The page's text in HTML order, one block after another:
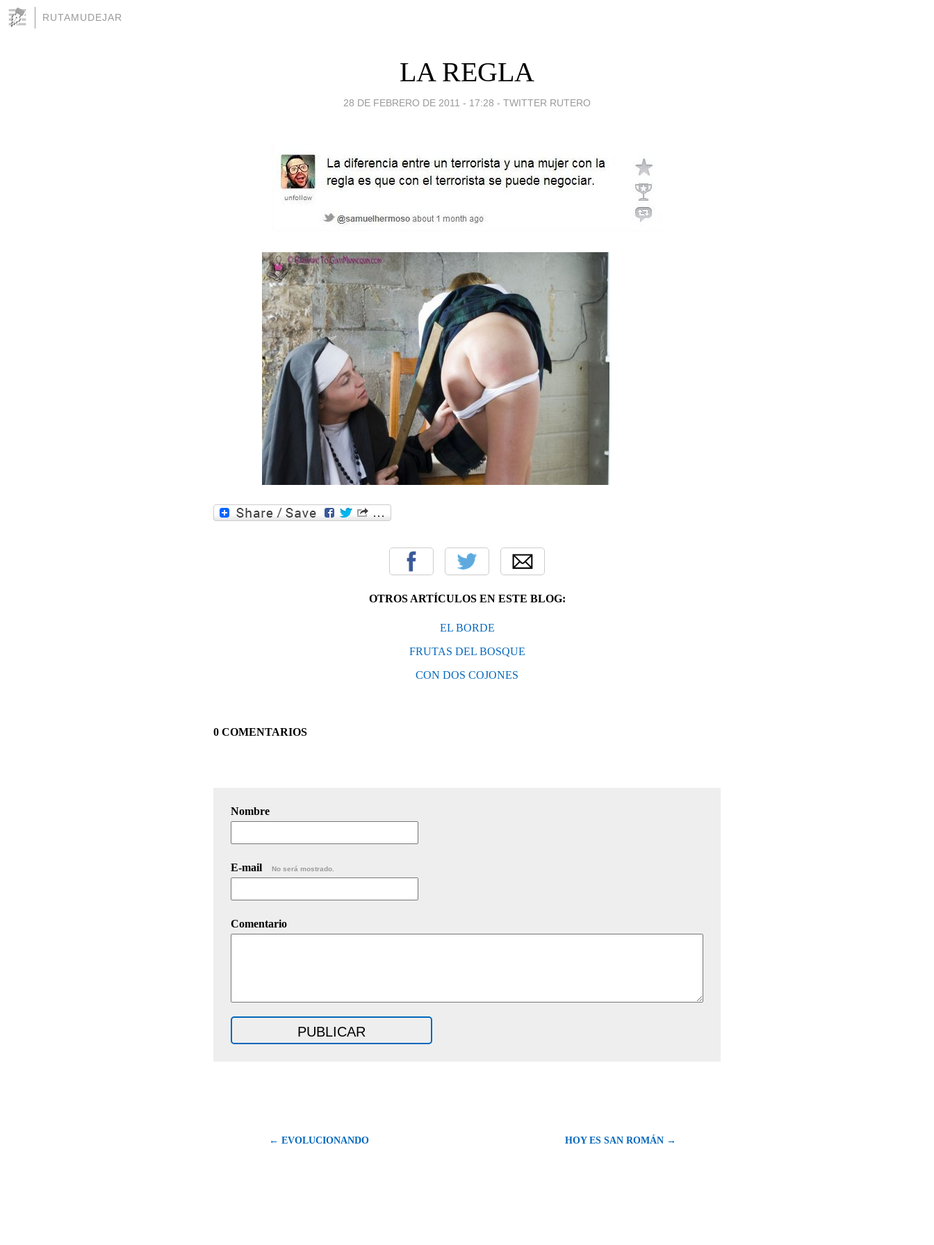
RUTAMUDEJAR
LA REGLA
28 DE FEBRERO DE 2011 - 17:28 - TWITTER RUTERO
OTROS ARTÍCULOS EN ESTE BLOG:
EL BORDE
FRUTAS DEL BOSQUE
CON DOS COJONES
0 COMENTARIOS
Nombre
E-mail No será mostrado.
Comentario
← EVOLUCIONANDO HOY ES SAN ROMÁN →